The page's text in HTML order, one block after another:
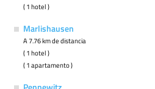
( 1 hotel )
Marlishausen
A 7.76 km de distancia
( 1 hotel )
( 1 apartamento )